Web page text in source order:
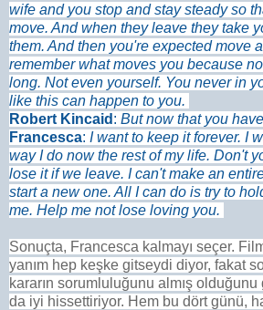
wife and you stop and stay steady so
move. And when they leave they take
them. And then you're expected move
remember what moves you because
long. Not even yourself. You never in
like this can happen to you.
Robert Kincaid : But now that you
Francesca: I want to keep it forever. I
way I do now the rest of my life. Don't
lose it if we leave. I can't make an
start a new one. All I can do is try to
me. Help me not lose loving you.
Sonuçta, Francesca kalmayı seçer.
yanım hep keşke gitseydi diyor, fakat
kararın sorumluluğunu almış
da iyi hissettiriyor. Hem bu dört günü,